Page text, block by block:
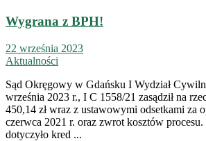
Wygrana z BPH!
22 września 2023
Aktualności
Sąd Okręgowy w Gdańsku I Wydział
września 2023 r., I C 1558/21 zasądził na
450,14 zł wraz z ustawowymi odsetkami za
czerwca 2021 r. oraz zwrot kosztów procesu.
dotyczyło kred ...